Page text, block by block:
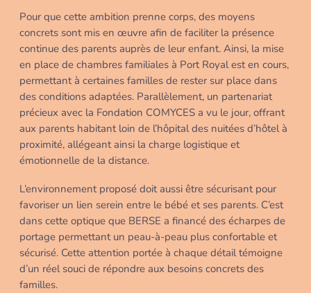
Pour que cette ambition prenne corps, des moyens
concrets sont mis en œuvre afin de faciliter la présence
continue des parents auprès de leur enfant. Ainsi, la mise
en place de chambres familiales à Port Royal est en cours,
permettant à certaines familles de rester sur place dans
des conditions adaptées. Parallèlement, un partenariat
précieux avec la Fondation COMYCES a vu le jour, offrant
aux parents habitant loin de l’hôpital des nuitées d’hôtel à
proximité, allégeant ainsi la charge logistique et
émotionnelle de la distance.
L’environnement proposé doit aussi être sécurisant pour
favoriser un lien serein entre le bébé et ses parents. C’est
dans cette optique que BERSE a financé des écharpes de
portage permettant un peau-à-peau plus confortable et
sécurisé. Cette attention portée à chaque détail témoigne
d’un réel souci de répondre aux besoins concrets des
familles.